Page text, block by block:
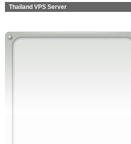
Thailand VPS Server